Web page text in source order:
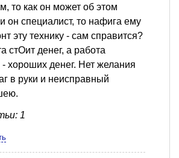
то как он может об этом
он специалист, то нафига ему
эту технику - сам справится?
стОит денег, а работа
- хороших денег. Нет желания
в руки и неисправный
1